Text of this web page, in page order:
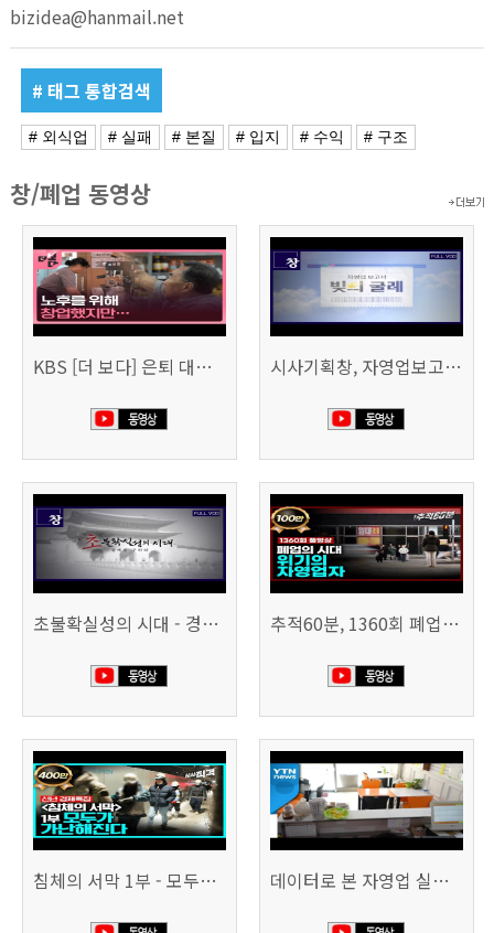
bizidea@hanmail.net
# 태그 통합검색
# 외식업 # 실패 # 본질 # 입지 # 수익 # 구조
창/폐업 동영상
KBS [더 보다] 은퇴 대신 폐업 시사기획창, 자영업보고서 빚의 굴레 507회 (KBS 25.6.10)
초불확실성의 시대 - 경제를 구하라 494회 (KBS 25.2.11) 추적60분, 1360회 폐업의 시대, 위기의 자영업자
침체의 서막 1부 - 모두가 가난해진다 | 시사직격 신년특집 데이터로 본 자영업 실태 - 매출 '뚝', 장수 업소도 '휘청'